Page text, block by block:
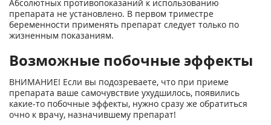
Абсолютных противопоказаний к использованию
препарата не установлено. В первом триместре
беременности применять препарат следует только по
жизненным показаниям.
Возможные побочные эффекты
ВНИМАНИЕ! Если вы подозреваете, что при приеме
препарата ваше самочувствие ухудшилось, появились
какие-то побочные эффекты, нужно сразу же обратиться
очно к врачу, назначившему препарат!